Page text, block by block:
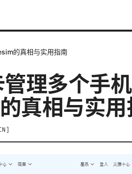
的真相与实用指南
理多个手
真相与实用